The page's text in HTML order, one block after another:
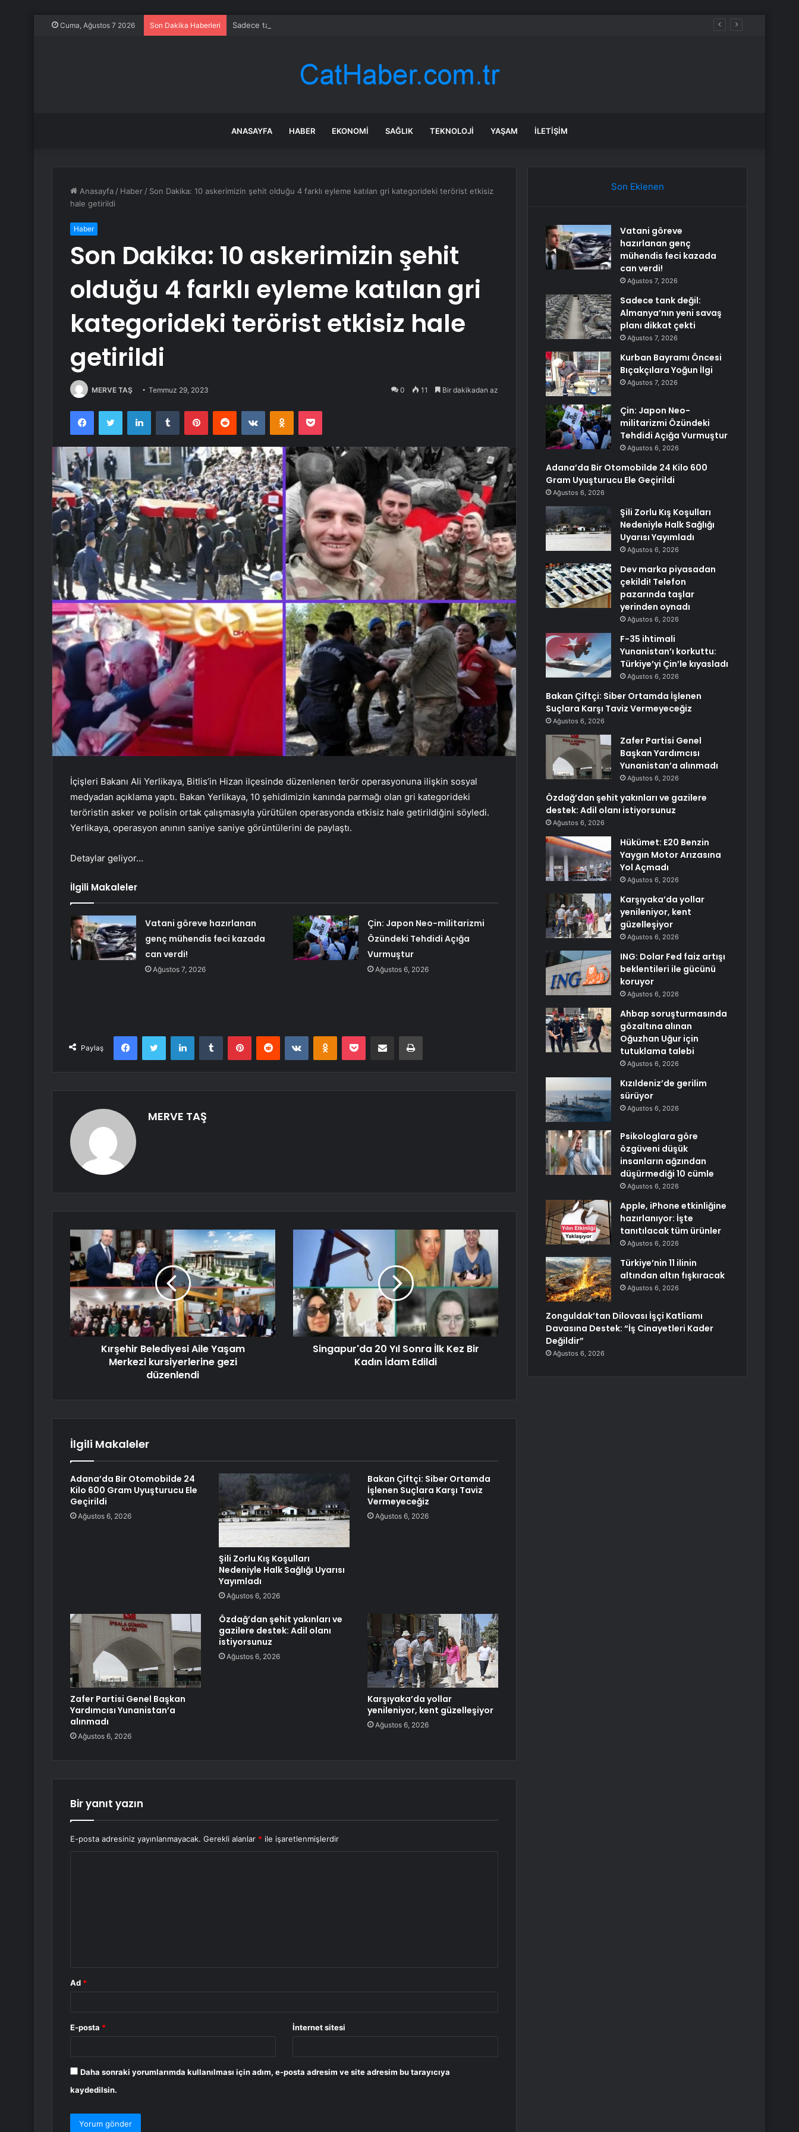
Cuma, Ağustos 7 2026 Son Dakika Haberleri Sadece tank değil: Almanya’nın yeni savaş planı dikkat çekti
ANASAYFA HABER EKONOMI SAĞLIK TEKNOLOJI YAŞAM İLETIŞIM
Anasayfa / Haber / Son Dakika: 10 askerimizin şehit olduğu 4 farklı eyleme katılan gri kategorideki terörist etkisiz
hale getirildi
Haber
Son Dakika: 10 askerimizin şehit
olduğu 4 farklı eyleme katılan gri
kategorideki terörist etkisiz hale
getirildi
MERVE TAŞ Temmuz 29, 2023 0 11 Bir dakikadan az
FacebookTwitter LinkedInTumblr PinterestReddit VKontakteOdnoklassniki
Pocket
İçişleri Bakanı Ali Yerlikaya, Bitlis’in Hizan ilçesinde düzenlenen terör operasyonuna ilişkin sosyal
medyadan açıklama yaptı. Bakan Yerlikaya, 10 şehidimizin kanında parmağı olan gri kategorideki
teröristin asker ve polisin ortak çalışmasıyla yürütülen operasyonda etkisiz hale getirildiğini söyledi.
Yerlikaya, operasyon anının saniye saniye görüntülerini de paylaştı.
Detaylar geliyor…
İlgili Makaleler
Vatani göreve hazırlanan
genç mühendis feci kazada
can verdi!
Ağustos 7, 2026
Çin: Japon Neo-militarizmi
Özündeki Tehdidi Açığa
Vurmuştur
Ağustos 6, 2026
Paylaş
FacebookTwitter LinkedInTumblr PinterestReddit VKontakteOdnoklassniki
Pocket E-Posta ile paylaş Yazdır
MERVE TAŞ
Kırşehir Belediyesi Aile Yaşam
Merkezi kursiyerlerine gezi
düzenlendi
Singapur'da 20 Yıl Sonra İlk Kez Bir
Kadın İdam Edildi
İlgili Makaleler
Adana’da Bir Otomobilde 24
Kilo 600 Gram Uyuşturucu Ele
Geçirildi
Ağustos 6, 2026
Şili Zorlu Kış Koşulları
Nedeniyle Halk Sağlığı Uyarısı
Yayımladı
Ağustos 6, 2026
Bakan Çiftçi: Siber Ortamda
İşlenen Suçlara Karşı Taviz
Vermeyeceğiz
Ağustos 6, 2026
Zafer Partisi Genel Başkan
Yardımcısı Yunanistan’a
alınmadı
Ağustos 6, 2026
Özdağ’dan şehit yakınları ve
gazilere destek: Adil olanı
istiyorsunuz
Ağustos 6, 2026
Karşıyaka’da yollar
yenileniyor, kent güzelleşiyor
Ağustos 6, 2026
Bir yanıt yazın
E-posta adresiniz yayınlanmayacak. Gerekli alanlar * ile işaretlenmişlerdir
Ad *
E-posta * İnternet sitesi
Daha sonraki yorumlarımda kullanılması için adım, e-posta adresim ve site adresim bu tarayıcıya
kaydedilsin.
Son Eklenen
Vatani göreve
hazırlanan genç
mühendis feci kazada
can verdi!
Ağustos 7, 2026
Sadece tank değil:
Almanya’nın yeni savaş
planı dikkat çekti
Ağustos 7, 2026
Kurban Bayramı Öncesi
Bıçakçılara Yoğun İlgi
Ağustos 7, 2026
Çin: Japon Neo-
militarizmi Özündeki
Tehdidi Açığa Vurmuştur
Ağustos 6, 2026
Adana’da Bir Otomobilde 24 Kilo 600
Gram Uyuşturucu Ele Geçirildi
Ağustos 6, 2026
Şili Zorlu Kış Koşulları
Nedeniyle Halk Sağlığı
Uyarısı Yayımladı
Ağustos 6, 2026
Dev marka piyasadan
çekildi! Telefon
pazarında taşlar
yerinden oynadı
Ağustos 6, 2026
F-35 ihtimali
Yunanistan’ı korkuttu:
Türkiye’yi Çin’le kıyasladı
Ağustos 6, 2026
Bakan Çiftçi: Siber Ortamda İşlenen
Suçlara Karşı Taviz Vermeyeceğiz
Ağustos 6, 2026
Zafer Partisi Genel
Başkan Yardımcısı
Yunanistan’a alınmadı
Ağustos 6, 2026
Özdağ’dan şehit yakınları ve gazilere
destek: Adil olanı istiyorsunuz
Ağustos 6, 2026
Hükümet: E20 Benzin
Yaygın Motor Arızasına
Yol Açmadı
Ağustos 6, 2026
Karşıyaka’da yollar
yenileniyor, kent
güzelleşiyor
Ağustos 6, 2026
ING: Dolar Fed faiz artışı
beklentileri ile gücünü
koruyor
Ağustos 6, 2026
Ahbap soruşturmasında
gözaltına alınan
Oğuzhan Uğur için
tutuklama talebi
Ağustos 6, 2026
Kızıldeniz’de gerilim
sürüyor
Ağustos 6, 2026
Psikologlara göre
özgüveni düşük
insanların ağzından
düşürmediği 10 cümle
Ağustos 6, 2026
Apple, iPhone etkinliğine
hazırlanıyor: İşte
tanıtılacak tüm ürünler
Ağustos 6, 2026
Türkiye’nin 11 ilinin
altından altın fışkıracak
Ağustos 6, 2026
Zonguldak’tan Dilovası İşçi Katliamı
Davasına Destek: “İş Cinayetleri Kader
Değildir”
Ağustos 6, 2026